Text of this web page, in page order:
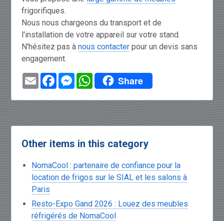
frigorifiques.
Nous nous chargeons du transport et de
l'installation de votre appareil sur votre stand.
N'hésitez pas ànous contacter pour un devis sans
engagement.
Email FacebookMessenger
WhatsAppShare
Other items in this category
NomaCool : partenaire de confiance pour la
location de frigos sur le SIAL et les salons à
Paris
Resto-Expo Gand 2026 : Louez des meubles
réfrigérés de NomaCool